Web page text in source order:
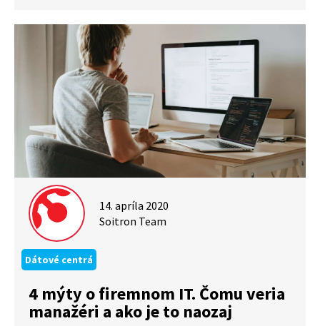
14. apríla 2020
Soitron Team
Dátové centrá
4 mýty o firemnom IT. Čomu veria
manažéri a ako je to naozaj